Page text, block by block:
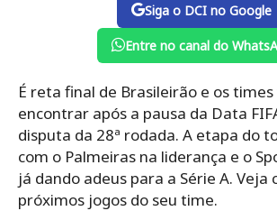
Siga o DCI no Google
Entre no canal do
É reta final de Brasileirão e os
encontrar após a pausa da Data
disputa da 28ª rodada. A etapa do
com o Palmeiras na liderança e o
já dando adeus para a Série A. Veja
próximos jogos do seu time.